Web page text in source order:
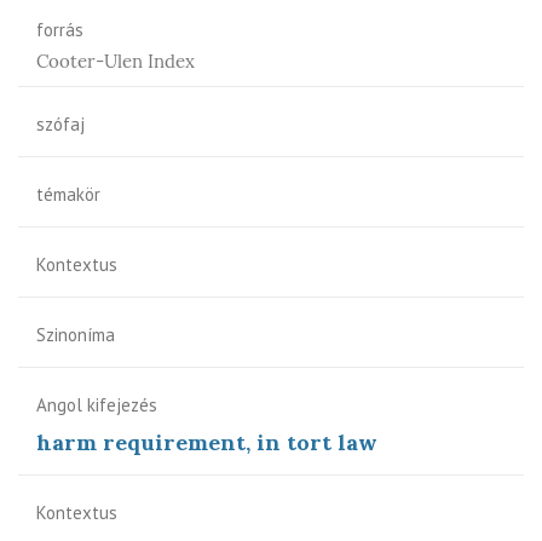
forrás
Cooter-Ulen Index
szófaj
témakör
Kontextus
Szinoníma
Angol kifejezés
harm requirement, in tort law
Kontextus